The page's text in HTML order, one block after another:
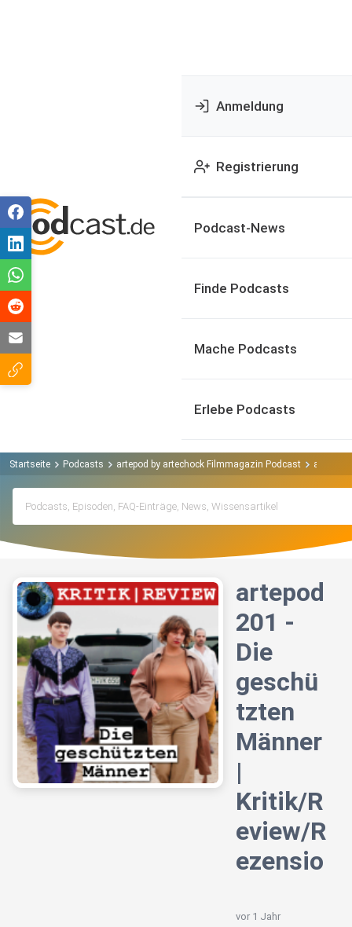
Anmeldung
Registrierung
Podcast-News
Finde Podcasts
Mache Podcasts
Erlebe Podcasts
Startseite Podcasts artepod by artechock Filmmagazin Podcast artepod
artepod
201 -
Die
geschü
tzten
Männer
|
Kritik/R
eview/R
ezensio
vor 1 Jahr